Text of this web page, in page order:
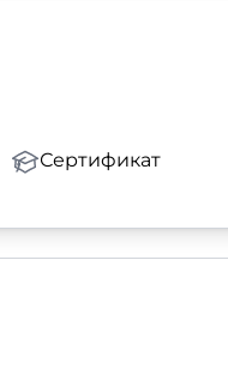
Сертификат